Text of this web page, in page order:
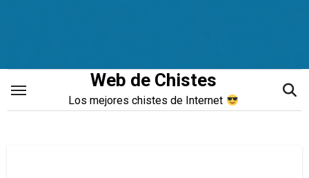
Web de Chistes
Los mejores chistes de Internet